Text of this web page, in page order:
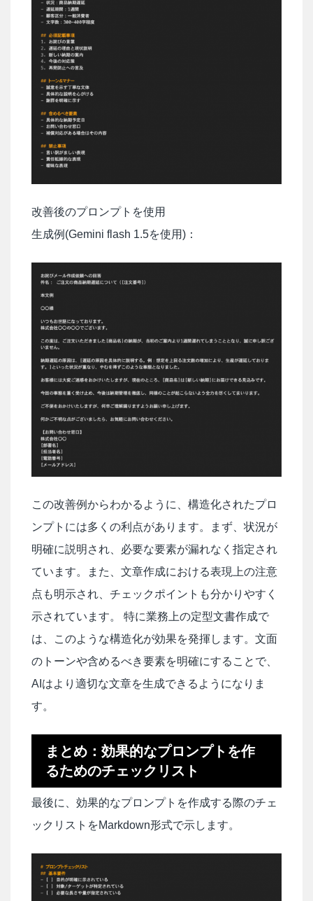
改善後のプロンプトを使用
生成例(Gemini flash 1.5を使用)：
この改善例からわかるように、構造化されたプロ
ンプトには多くの利点があります。まず、状況が
明確に説明され、必要な要素が漏れなく指定され
ています。また、文章作成における表現上の注意
点も明示され、チェックポイントも分かりやすく
示されています。 特に業務上の定型文書作成で
は、このような構造化が効果を発揮します。文面
のトーンや含めるべき要素を明確にすることで、
AIはより適切な文章を生成できるようになりま
す。
まとめ：効果的なプロンプトを作
るためのチェックリスト
最後に、効果的なプロンプトを作成する際のチェ
ックリストをMarkdown形式で示します。